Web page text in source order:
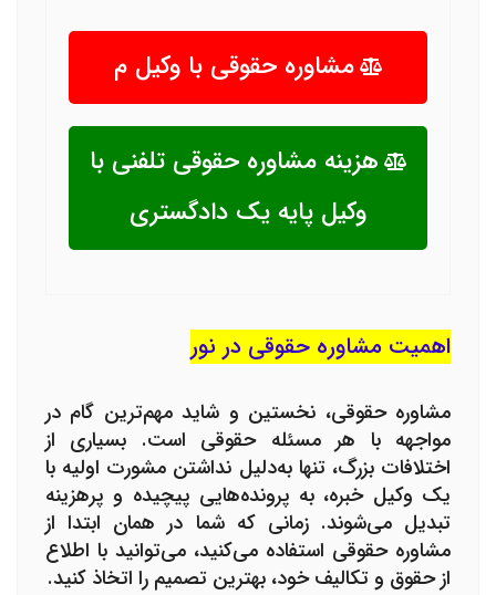
مشاوره حقوقی با وکیل م
هزینه مشاوره حقوقی تلفنی با
وکیل پایه یک دادگستری
اهمیت مشاوره حقوقی در نور
مشاوره حقوقی، نخستین و شاید مهم‌ترین گام در
مواجهه با هر مسئله حقوقی است. بسیاری از
اختلافات بزرگ، تنها به‌دلیل نداشتن مشورت اولیه با
یک وکیل خبره، به پرونده‌هایی پیچیده و پرهزینه
تبدیل می‌شوند. زمانی که شما در همان ابتدا از
مشاوره حقوقی استفاده می‌کنید، می‌توانید با اطلاع
از حقوق و تکالیف خود، بهترین تصمیم را اتخاذ کنید.